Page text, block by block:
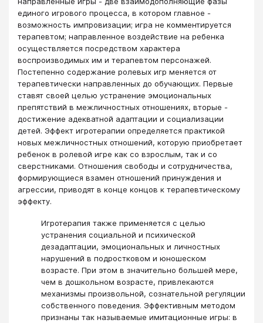
единого игрового процесса, в котором главное -
возможность импровизации; игра не комментируется
терапевтом; направленное воздействие на ребенка
осуществляется посредством характера
воспроизводимых им и терапевтом персонажей.
Постепенно содержание ролевых игр меняется от
терапевтически направленных до обучающих. Первые
ставят своей целью устранение эмоциональных
препятствий в межличностных отношениях, вторые -
достижение адекватной адаптации и социализации
детей. Эффект игротерапии определяется практикой
новых межличностных отношений, которую приобретает
ребенок в ролевой игре как со взрослым, так и со
сверстниками. Отношения свободы и сотрудничества,
формирующиеся взамен отношений принуждения и
агрессии, приводят в конце концов к терапевтическому
эффекту.
Игротерапия также применяется с целью
устранения социальной и психической
дезадаптации, эмоциональных и личностных
нарушений в подростковом и юношеском
возрасте. При этом в значительно большей мере,
чем в дошкольном возрасте, привлекаются
механизмы произвольной, сознательной регуляции
собственного поведения. Эффективным методом
признаны так называемые имитационные игры: в